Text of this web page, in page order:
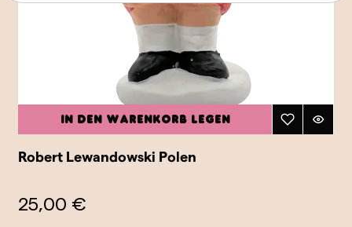
In den Warenkorb legen
Robert Lewandowski Polen
25,00 €